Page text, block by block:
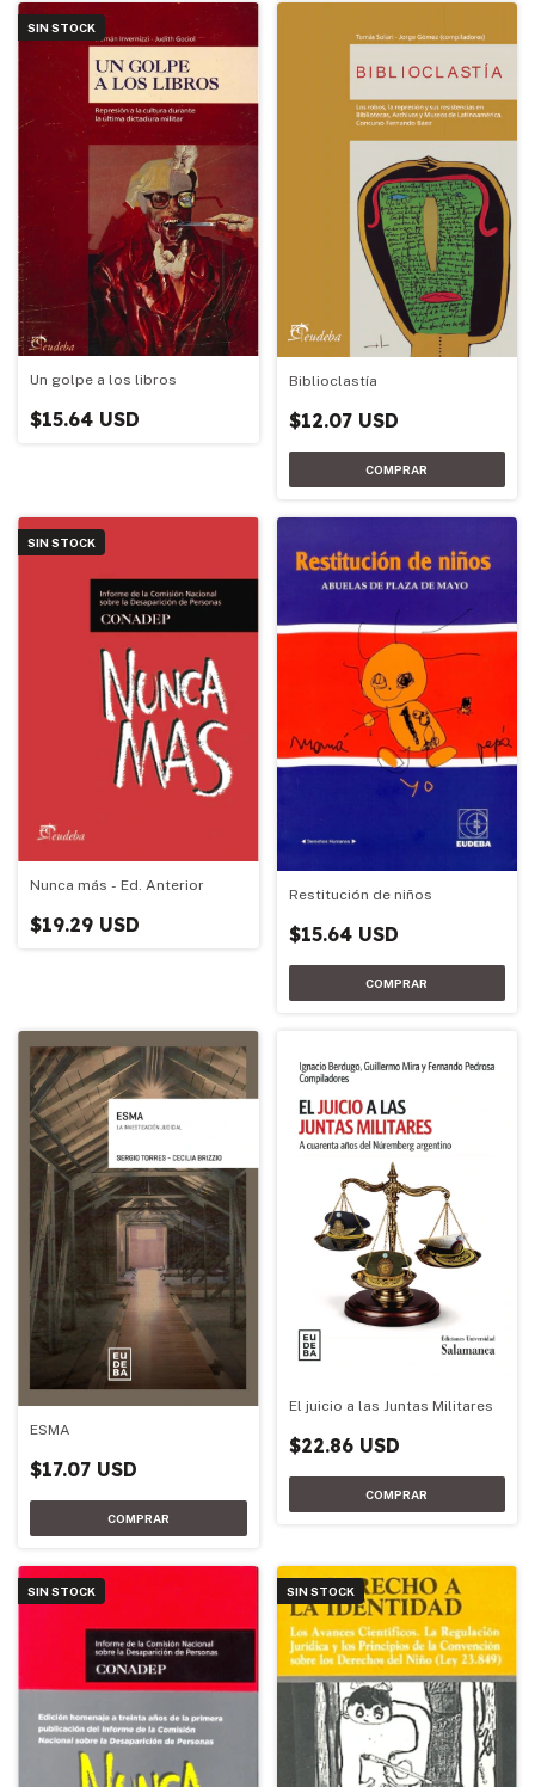
SIN STOCK
Un golpe a los libros
$15.64 USD
Biblioclastía
$12.07 USD
SIN STOCK
Nunca más - Ed. Anterior
$19.29 USD
Restitución de niños
$15.64 USD
ESMA
$17.07 USD
El juicio a las Juntas Militares
$22.86 USD
SIN STOCK SIN STOCK